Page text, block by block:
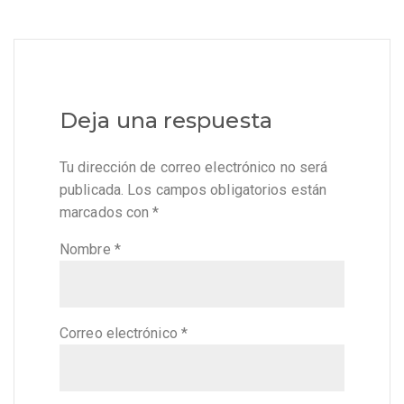
Deja una respuesta
Tu dirección de correo electrónico no será
publicada. Los campos obligatorios están
marcados con*
Nombre *
Correo electrónico *